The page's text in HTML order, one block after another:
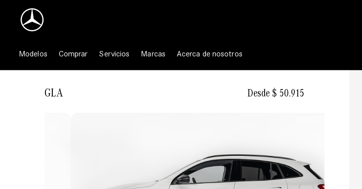
contenido
Modelos Comprar Servicios Marcas Acerca de nosotros
GLA Desde $ 50.915